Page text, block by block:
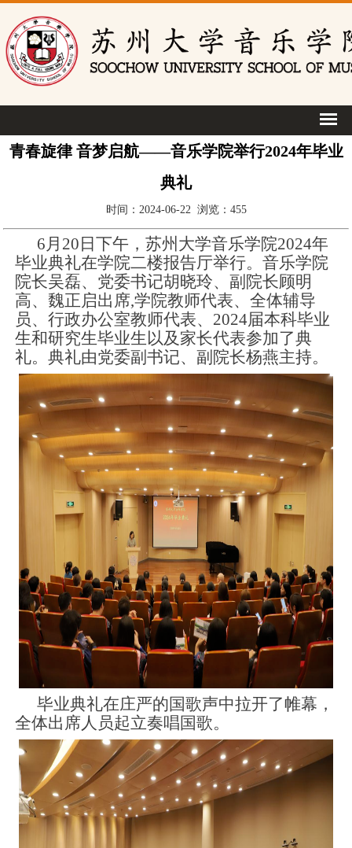
青春旋律 音梦启航——音乐学院举行2024年毕业
典礼
时间：2024-06-22 浏览： 455
6月 20 日下午，苏州大学音乐学院2024年
毕业典礼在学院二楼报告厅举行。音乐学院
院长吴磊、党委书记胡晓玲、副院长顾明
高、魏正启出席,学院教师代表、全体辅导
员、行政办公室教师代表、 2024届本科毕业
生和研究生毕业生以及家长代表参加了典
礼。典礼由党委副书记、副院长杨燕主持。
毕业典礼在庄严的国歌声中拉开了帷幕，
全体出席人员起立奏唱国歌。